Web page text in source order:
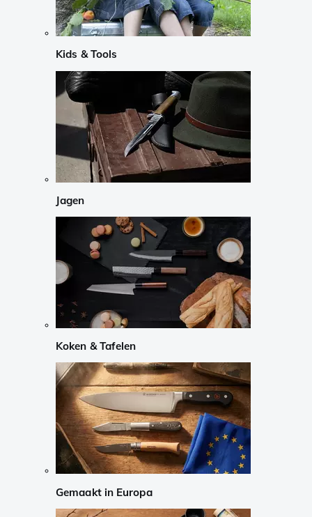
Kids & Tools
Jagen
Koken & Tafelen
Gemaakt in Europa